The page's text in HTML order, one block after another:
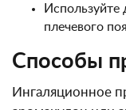
плечевого
Способы
Ингаляционное